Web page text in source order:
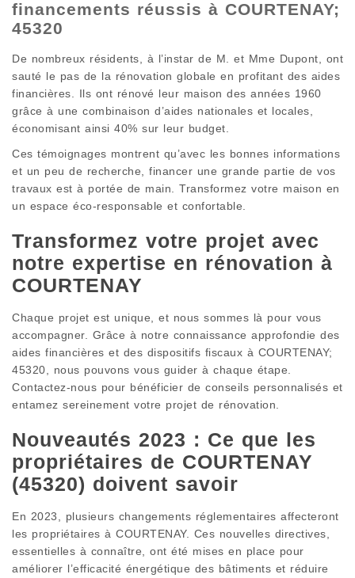
financements réussis à COURTENAY;
45320
De nombreux résidents, à l’instar de M. et Mme Dupont, ont
sauté le pas de la rénovation globale en profitant des aides
financières. Ils ont rénové leur maison des années 1960
grâce à une combinaison d’aides nationales et locales,
économisant ainsi 40% sur leur budget.
Ces témoignages montrent qu’avec les bonnes informations
et un peu de recherche, financer une grande partie de vos
travaux est à portée de main. Transformez votre maison en
un espace éco-responsable et confortable.
Transformez votre projet avec
notre expertise en rénovation à
COURTENAY
Chaque projet est unique, et nous sommes là pour vous
accompagner. Grâce à notre connaissance approfondie des
aides financières et des dispositifs fiscaux à COURTENAY;
45320, nous pouvons vous guider à chaque étape.
Contactez-nous pour bénéficier de conseils personnalisés et
entamez sereinement votre projet de rénovation.
Nouveautés 2023 : Ce que les
propriétaires de COURTENAY
(45320) doivent savoir
En 2023, plusieurs changements réglementaires affecteront
les propriétaires à COURTENAY. Ces nouvelles directives,
essentielles à connaître, ont été mises en place pour
améliorer l’efficacité énergétique des bâtiments et réduire